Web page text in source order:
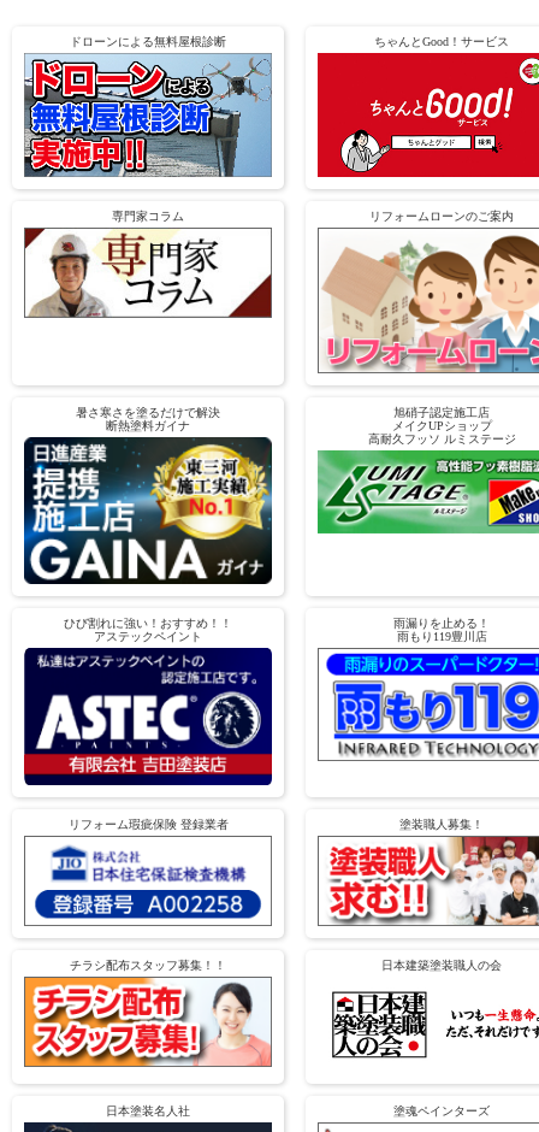
ドローンによる無料屋根診断 ちゃんとGood！サービス
専門家コラム リフォームローンのご案内
暑さ寒さを塗るだけで解決
断熱塗料ガイナ
旭硝子認定施工店
メイクUPショップ
高耐久フッソ ルミステージ
ひび割れに強い！おすすめ！！
アステックペイント
雨漏りを止める！
雨もり119豊川店
リフォーム瑕疵保険 登録業者 塗装職人募集！
チラシ配布スタッフ募集！！ 日本建築塗装職人の会
日本塗装名人社 塗魂ペインターズ